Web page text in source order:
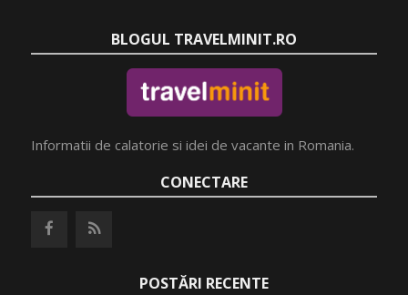
BLOGUL TRAVELMINIT.RO
Informatii de calatorie si idei de vacante in Romania.
CONECTARE
POSTĂRI RECENTE